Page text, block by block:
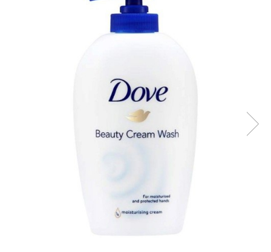
Agende, calendare si organizatoare
Hartie si articole din hartie
Bibliorafturi, caiete mecanice,
Capsatoare, capse si perforatoare
Accesorii diverse pentru birou